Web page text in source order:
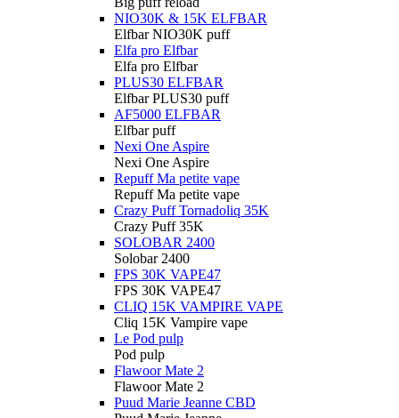
NIO30K & 15K ELFBAR
Elfbar NIO30K puff
Elfa pro Elfbar
Elfa pro Elfbar
PLUS30 ELFBAR
Elfbar PLUS30 puff
AF5000 ELFBAR
Elfbar puff
Nexi One Aspire
Nexi One Aspire
Repuff Ma petite vape
Repuff Ma petite vape
Crazy Puff Tornadoliq 35K
Crazy Puff 35K
SOLOBAR 2400
Solobar 2400
FPS 30K VAPE47
FPS 30K VAPE47
CLIQ 15K VAMPIRE VAPE
Cliq 15K Vampire vape
Le Pod pulp
Pod pulp
Flawoor Mate 2
Flawoor Mate 2
Puud Marie Jeanne CBD